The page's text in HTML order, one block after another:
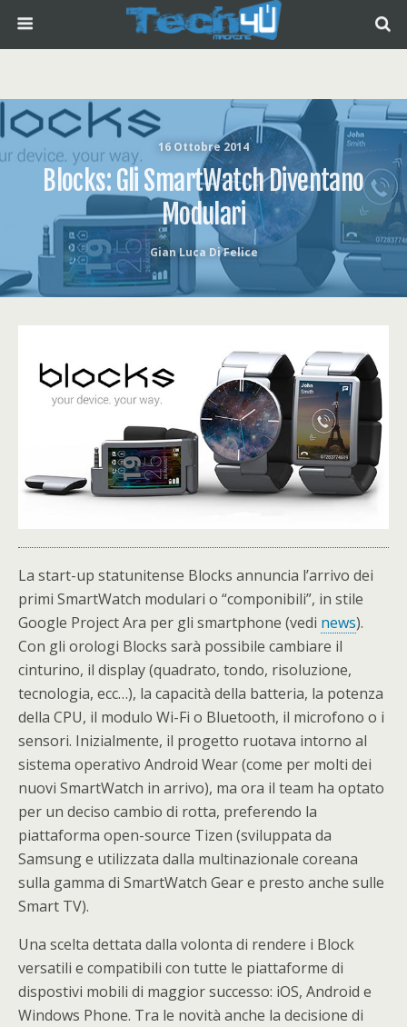
16 Ottobre 2014
Blocks: Gli SmartWatch Diventano
Modulari
Gian Luca Di Felice
La start-up statunitense Blocks annuncia l’arrivo dei
primi SmartWatch modulari o “componibili”, in stile
Google Project Ara per gli smartphone (vedi news).
Con gli orologi Blocks sarà possibile cambiare il
cinturino, il display (quadrato, tondo, risoluzione,
tecnologia, ecc…), la capacità della batteria, la potenza
della CPU, il modulo Wi-Fi o Bluetooth, il microfono o i
sensori. Inizialmente, il progetto ruotava intorno al
sistema operativo Android Wear (come per molti dei
nuovi SmartWatch in arrivo), ma ora il team ha optato
per un deciso cambio di rotta, preferendo la
piattaforma open-source Tizen (sviluppata da
Samsung e utilizzata dalla multinazionale coreana
sulla gamma di SmartWatch Gear e presto anche sulle
Smart TV).
Una scelta dettata dalla volonta di rendere i Block
versatili e compatibili con tutte le piattaforme di
dispostivi mobili di maggior successo: iOS, Android e
Windows Phone. Tra le novità anche la decisione di